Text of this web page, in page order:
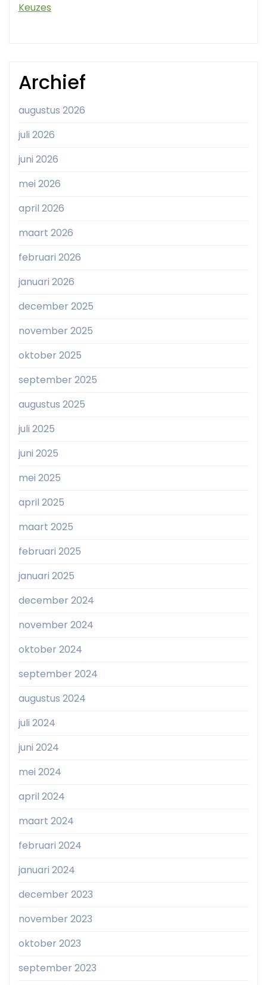
Keuzes
Archief
augustus 2026
juli 2026
juni 2026
mei 2026
april 2026
maart 2026
februari 2026
januari 2026
december 2025
november 2025
oktober 2025
september 2025
augustus 2025
juli 2025
juni 2025
mei 2025
april 2025
maart 2025
februari 2025
januari 2025
december 2024
november 2024
oktober 2024
september 2024
augustus 2024
juli 2024
juni 2024
mei 2024
april 2024
maart 2024
februari 2024
januari 2024
december 2023
november 2023
oktober 2023
september 2023